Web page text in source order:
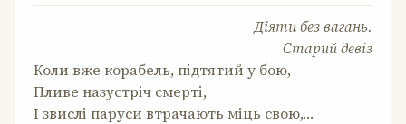
Діяти без вагань.
Старий девіз
Коли вже корабель, підтятий у бою,
Пливе назустріч смерті,
І звислі паруси втрачають міць свою,…